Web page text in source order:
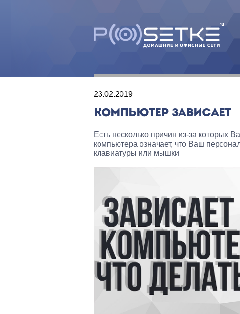
23.02.2019
КОМПЬЮТЕР ЗАВИСАЕТ
Есть несколько причин из-за которых
компьютера означает, что Ваш
клавиатуры или мышки.